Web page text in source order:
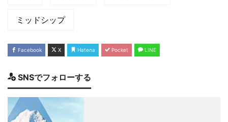
ミッドシップ
Facebook X Hatena Pocket LINE
SNSでフォローする